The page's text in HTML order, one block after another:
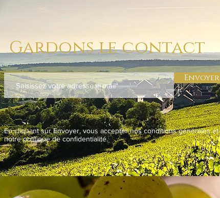
Gardons le contact
Envoyer
En cliquant sur Envoyer, vous accepter nos conditions générales et
notre politique de confidentialité.